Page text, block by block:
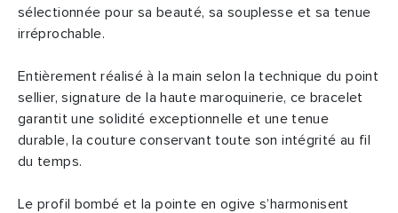
sélectionnée pour sa beauté, sa souplesse et sa tenue
irréprochable.
Entièrement réalisé à la main selon la technique du point
sellier, signature de la haute maroquinerie, ce bracelet
garantit une solidité exceptionnelle et une tenue
durable, la couture conservant toute son intégrité au fil
du temps.
Le profil bombé et la pointe en ogive s’harmonisent